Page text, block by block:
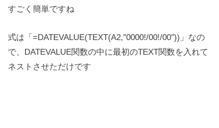
すごく簡単ですね
式は「=DATEVALUE(TEXT(A2,”0000!/00!/00″))」なの
で、DATEVALUE関数の中に最初のTEXT関数を入れて
ネストさせただけです